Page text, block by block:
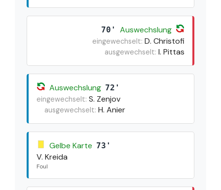
70' Auswechslung
eingewechselt: D. Christofi
ausgewechselt: I. Pittas
Auswechslung 72'
eingewechselt: S. Zenjov
ausgewechselt: H. Anier
Gelbe Karte 73'
V. Kreida
Foul